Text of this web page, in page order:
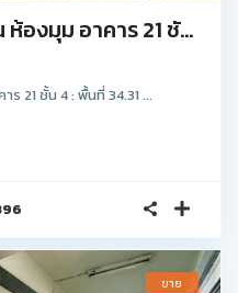
องมุม อาคาร 21 ชั...
ร 21 ชั้น 4 : พื้นที่ 34.31 ...
ขาย